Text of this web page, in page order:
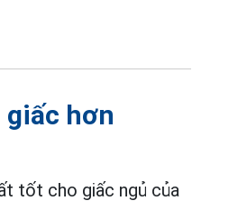
hơn
tốt cho giấc ngủ của